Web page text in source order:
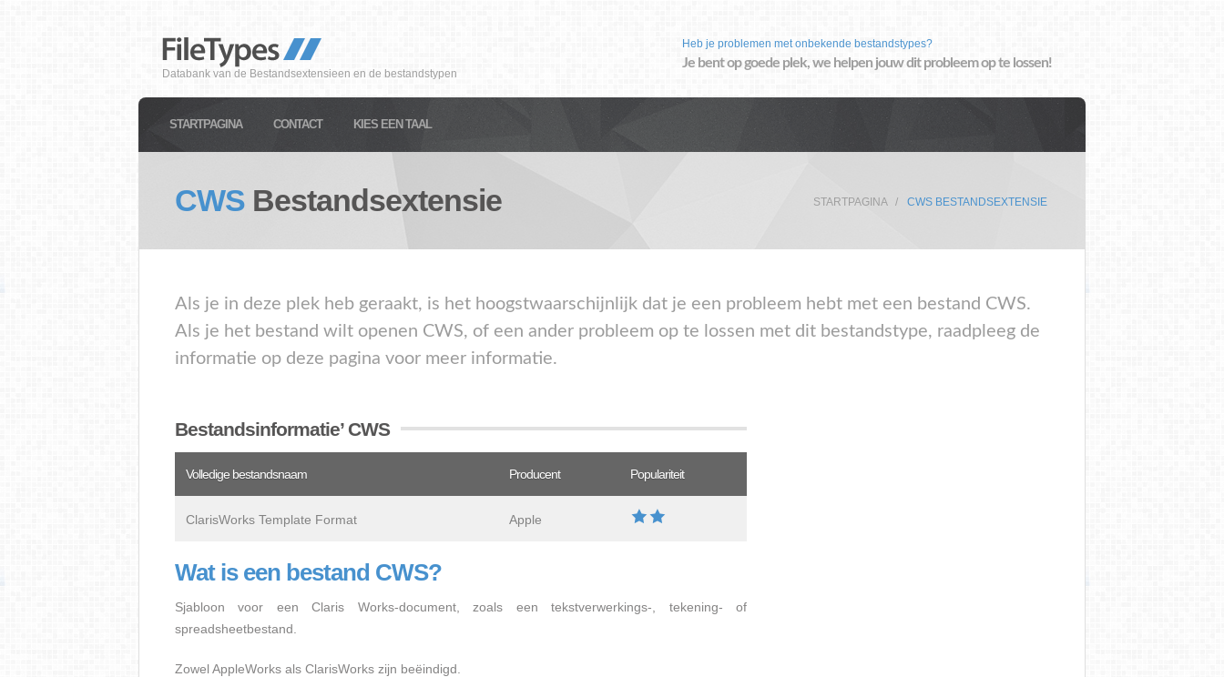
Databank van de Bestandsextensieen en de bestandstypen
Heb je problemen met onbekende bestandstypes?
Je bent op goede plek, we helpen jouw dit probleem op te lossen!
STARTPAGINA CONTACT KIES EEN TAAL
CWS Bestandsextensie STARTPAGINA CWS BESTANDSEXTENSIE
Als je in deze plek heb geraakt, is het hoogstwaarschijnlijk dat je een probleem hebt met een bestand CWS.
Als je het bestand wilt openen CWS, of een ander probleem op te lossen met dit bestandstype, raadpleeg de
informatie op deze pagina voor meer informatie.
Bestandsinformatie’ CWS
Volledige bestandsnaam Producent Populariteit
ClarisWorks Template Format Apple
Wat is een bestand CWS?
Sjabloon voor een Claris Works-document, zoals een tekstverwerkings-, tekening- of
spreadsheetbestand.
Zowel AppleWorks als ClarisWorks zijn beëindigd.